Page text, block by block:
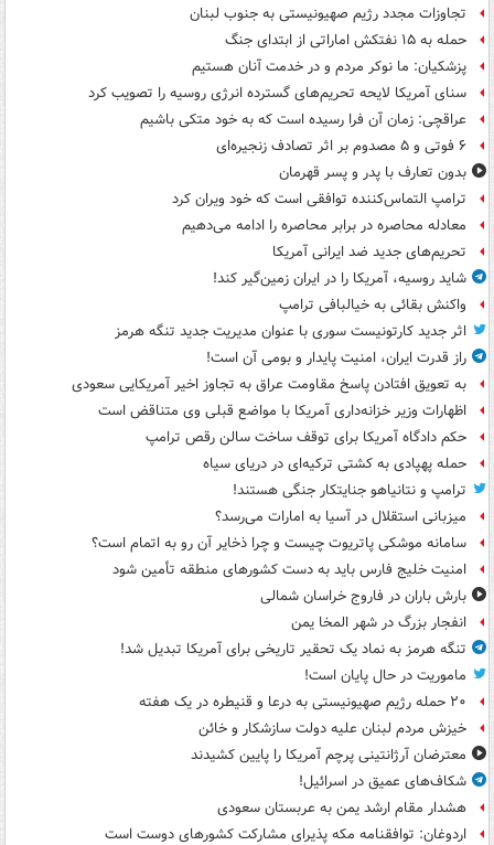
تجاوزات مجدد رژیم صهیونیستی به جنوب لبنان
حمله به ۱۵ نفتکش‌ اماراتی از ابتدای جنگ
پزشکیان: ما نوکر مردم و در خدمت آنان هستیم
سنای آمریکا لایحه تحریم‌های گسترده انرژی روسیه را تصویب کرد
عراقچی: زمان آن فرا رسیده است که به خود متکی باشیم
۶ فوتی و ۵ مصدوم بر اثر تصادف زنجیره‌ای
بدون تعارف با پدر و پسر قهرمان
ترامپ التماس‌کننده توافقی است که خود ویران کرد
معادله محاصره در برابر محاصره را ادامه می‌دهیم
تحریم‌های جدید ضد ایرانی آمریکا
شاید روسیه، آمریکا را در ایران زمین‌گیر کند!
واکنش بقائی به خیالبافی ترامپ
اثر جدید کارتونیست سوری با عنوان مدیریت جدید تنگه هرمز
راز قدرت ایران، امنیت پایدار و بومی آن است!
به تعویق افتادن پاسخ مقاومت عراق به تجاوز اخیر آمریکایی سعودی
اظهارات وزیر خزانه‌داری آمریکا با مواضع قبلی وی متناقض است
حکم دادگاه آمریکا برای توقف ساخت سالن رقص ترامپ
حمله پهپادی به کشتی ترکیه‌ای در دریای سیاه
ترامپ و نتانیاهو جنایتکار جنگی هستند!
میزبانی استقلال در آسیا به امارات می‌رسد؟
سامانه موشکی پاتریوت چیست و چرا ذخایر آن رو به اتمام است؟
امنیت خلیج فارس باید به دست کشورهای منطقه تأمین شود
بارش باران در فاروج خراسان شمالی
انفجار بزرگ در شهر المخا یمن
تنگه هرمز به نماد یک تحقیر تاریخی برای آمریکا تبدیل شد!
ماموریت در حال پایان است!
۲۰ حمله رژیم صهیونیستی به درعا و قنیطره در یک هفته
خیزش مردم لبنان علیه دولت سازشکار و خائن
معترضان آرژانتینی پرچم آمریکا را پایین کشیدند
شکاف‌های عمیق در اسرائیل!
هشدار مقام ارشد یمن به عربستان سعودی
اردوغان: توافقنامه مکه پذیرای مشارکت کشورهای دوست است